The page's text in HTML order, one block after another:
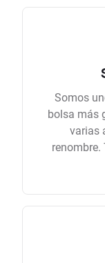
Somos
bolsa más
varias